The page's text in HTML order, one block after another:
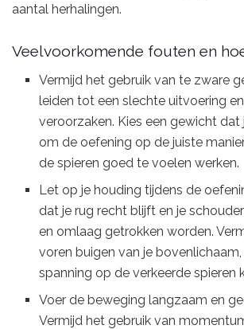
aantal herhalingen.
Veelvoorkomende fouten en
Vermijd het gebruik van te zware
leiden tot een slechte uitvoering
veroorzaken. Kies een gewicht
om de oefening op de juiste
de spieren goed te voelen werken.
Let op je houding tijdens de
dat je rug recht blijft en je
en omlaag getrokken worden.
voren buigen van je
spanning op de verkeerde spieren
Voer de beweging langzaam en
Vermijd het gebruik van